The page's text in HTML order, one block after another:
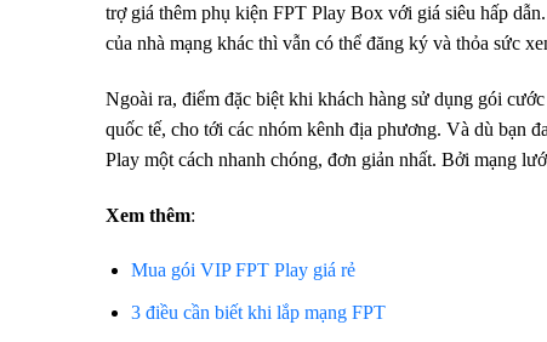
trợ giá thêm phụ kiện FPT Play Box với giá siêu hấp
của nhà mạng khác thì vẫn có thể đăng ký và thỏa sức
Ngoài ra, điểm đặc biệt khi khách hàng sử dụng gói
quốc tế, cho tới các nhóm kênh địa phương. Và dù bạn
Play một cách nhanh chóng, đơn giản nhất. Bởi mạng
Xem thêm:
Mua gói VIP FPT Play giá rẻ
3 điều cần biết khi lắp mạng FPT